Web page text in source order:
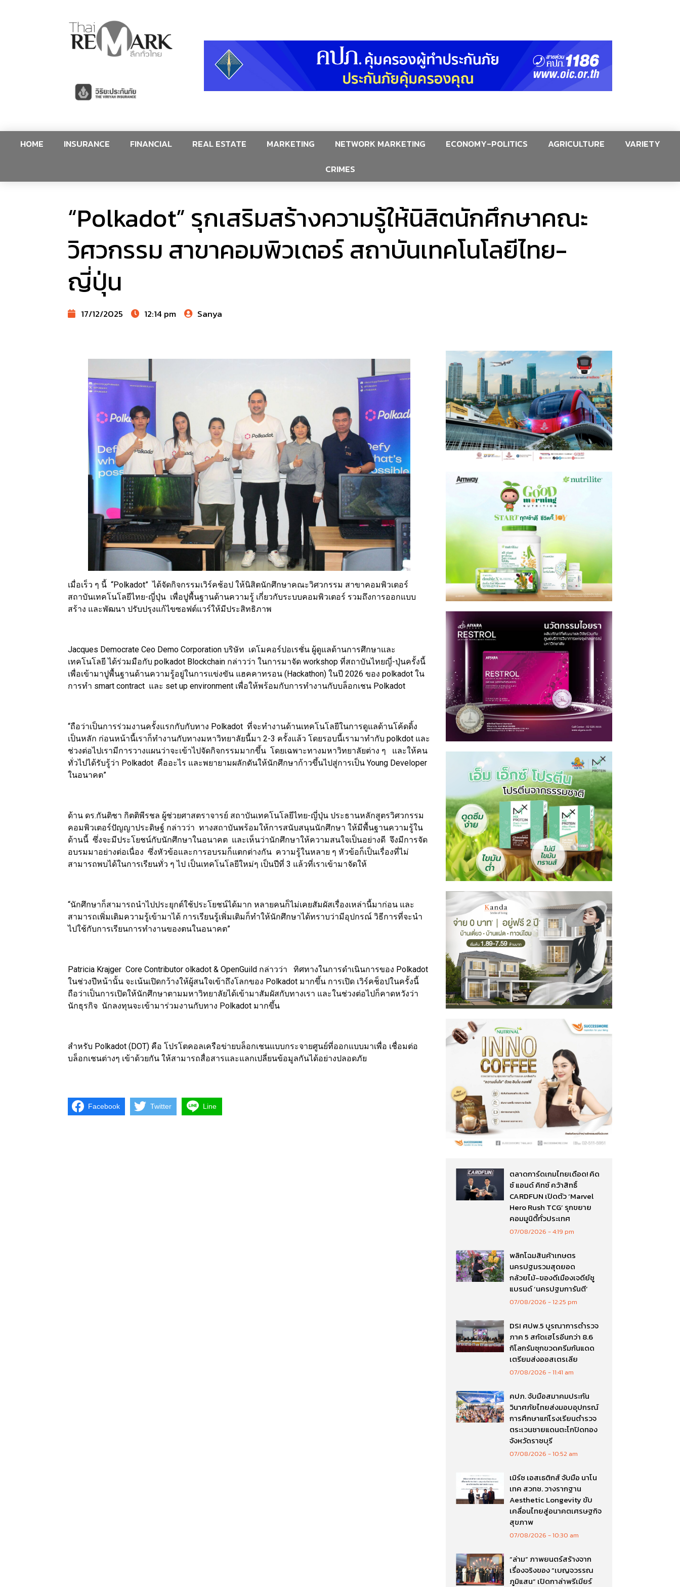
HOME INSURANCE FINANCIAL REAL ESTATE MARKETING NETWORK MARKETING ECONOMY-POLITICS AGRICULTURE
VARIETY
CRIMES
“Polkadot” รุกเสริมสร้างความรู้ให้นิสิตนักศึกษาคณะ
วิศวกรรม สาขาคอมพิวเตอร์ สถาบันเทคโนโลยีไทย-
ญี่ปุ่น
17/12/2025 12:14 pm Sanya
เมื่อเร็ว ๆ นี้ “Polkadot” ได้จัดกิจกรรมเวิร์คช้อป ให้นิสิตนักศึกษาคณะวิศวกรรม สาขาคอมพิวเตอร์
สถาบันเทคโนโลยีไทย-ญี่ปุ่น เพื่อปูพื้นฐานด้านความรู้ เกี่ยวกับระบบคอมพิวเตอร์ รวมถึงการออกแบบ
สร้าง และพัฒนา ปรับปรุงแก้ไขซอฟต์แวร์ให้มีประสิทธิภาพ
Jacques Democrate Ceo Demo Corporation บริษัท เดโมคอร์ปอเรชั่น ผู้ดูแลด้านการศึกษาและ
เทคโนโลยี ได้ร่วมมือกับ polkadot Blockchain กล่าวว่า ในการมาจัด workshop ที่สถาบันไทยญี่-ปุ่นครั้งนี้
เพื่อเข้ามาปูพื้นฐานด้านความรู้อยู่ในการแข่งขัน แฮคคาทรอน (Hackathon) ในปี 2026 ของ polkadot ใน
การทำ smart contract และ set up environment เพื่อให้พร้อมกับการทำงานกับบล็อกเชน Polkadot
“ถือว่าเป็นการร่วมงานครั้งแรกกับกับทาง Polkadot ที่จะทำงานด้านเทคโนโลยีในการดูแลด้านโค้ดดิ้ง
เป็นหลัก ก่อนหน้านี้เราก็ทำงานกับทางมหาวิทยาลัยนี้มา 2-3 ครั้งแล้ว โดยรอบนี้เรามาทำกับ polkdot และ
ช่วงต่อไปเรามีการวางแผนว่าจะเข้าไปจัดกิจกรรมมากขึ้น โดยเฉพาะทางมหาวิทยาลัยต่าง ๆ และให้คน
ทั่วไปได้รับรู้ว่า Polkadot คืออะไร และพยายามผลักดันให้นักศึกษาก้าวขึ้นไปสู่การเป็น Young Developer
ในอนาคต”
ด้าน ดร.กันติชา กิตติพีรชล ผู้ช่วยศาสตราจารย์ สถาบันเทคโนโลยีไทย-ญี่ปุ่น ประธานหลักสูตรวิศวกรรม
คอมพิวเตอร์ปัญญาประดิษฐ์ กล่าวว่า ทางสถาบันพร้อมให้การสนับสนุนนักศึกษา ให้มีพื้นฐานความรู้ใน
ด้านนี้ ซึ่งจะมีประโยชน์กับนักศึกษาในอนาคต และเห็นว่านักศึกษาให้ความสนใจเป็นอย่างดี จึงมีการจัด
อบรมมาอย่างต่อเนื่อง ซึ่งหัวข้อและการอบรมก็แตกต่างกัน ความรู้ในหลาย ๆ หัวข้อก็เป็นเรื่องที่ไม่
สามารถพบได้ในการเรียนทั่ว ๆ ไป เป็นเทคโนโลยีใหม่ๆ เป็นปีที่ 3 แล้วที่เราเข้ามาจัดให้
“นักศึกษาก็สามารถนำไปประยุกต์ใช้ประโยชน์ได้มาก หลายคนก็ไม่เคยสัมผัสเรื่องเหล่านี้มาก่อน และ
สามารถเพิ่มเติมความรู้เข้ามาได้ การเรียนรู้เพิ่มเติมก็ทำให้นักศึกษาได้ทราบว่ามีอุปกรณ์ วิธีการที่จะนำ
ไปใช้กับการเรียนการทำงานของตนในอนาคต”
Patricia Krajger Core Contributor olkadot & OpenGuild กล่าวว่า ทิศทางในการดำเนินการของ Polkadot
ในช่วงปีหน้านั้น จะเน้นเปิดกว้างให้ผู้สนใจเข้าถึงโลกของ Polkadot มากขึ้น การเปิด เวิร์คช็อปในครั้งนี้
ถือว่าเป็นการเปิดให้นักศึกษาตามมหาวิทยาลัยได้เข้ามาสัมผัสกับทางเรา และในช่วงต่อไปก็คาดหวังว่า
นักธุรกิจ นักลงทุนจะเข้ามาร่วมงานกับทาง Polkadot มากขึ้น
สำหรับ Polkadot (DOT) คือ โปรโตคอลเครือข่ายบล็อกเชนแบบกระจายศูนย์ที่ออกแบบมาเพื่อ เชื่อมต่อ
บล็อกเชนต่างๆ เข้าด้วยกัน ให้สามารถสื่อสารและแลกเปลี่ยนข้อมูลกันได้อย่างปลอดภัย
Facebook Twitter Line
ตลาดการ์ดเกมไทยเดือด! คิด
ซ์ แอนด์ คิทซ์ คว้าสิทธิ์
CARDFUN เปิดตัว ‘Marvel
Hero Rush TCG’ รุกขยาย
คอมมูนิตี้ทั่วประเทศ
07/08/2026 4:19 pm
พลิกโฉมสินค้าเกษตร
นครปฐมรวมสุดยอด
กล้วยไม้-ของดีเมืองเจดีย์ชู
แบรนด์ ‘นครปฐมการันตี’
07/08/2026 12:25 pm
DSI ศปพ.5 บูรณาการตำรวจ
ภาค 5 สกัดเฮโรอีนกว่า 8.6
กิโลกรัมซุกขวดครีมกันแดด
เตรียมส่งออสเตรเลีย
07/08/2026 11:41 am
คปภ. จับมือสมาคมประกัน
วินาศภัยไทยส่งมอบอุปกรณ์
การศึกษาแก่โรงเรียนตำรวจ
ตระเวนชายแดนตะโกปิดทอง
จังหวัดราชบุรี
07/08/2026 10:52 am
เมิร์ซ เอสเธติกส์ จับมือ นาโน
เทค สวทช. วางรากฐาน
Aesthetic Longevity ขับ
เคลื่อนไทยสู่อนาคตเศรษฐกิจ
สุขภาพ
07/08/2026 10:30 am
“ล่าม” ภาพยนตร์สร้างจาก
เรื่องจริงของ “เบญจวรรณ
ภูมิแสน” เปิดกาล่าพรีเมียร์